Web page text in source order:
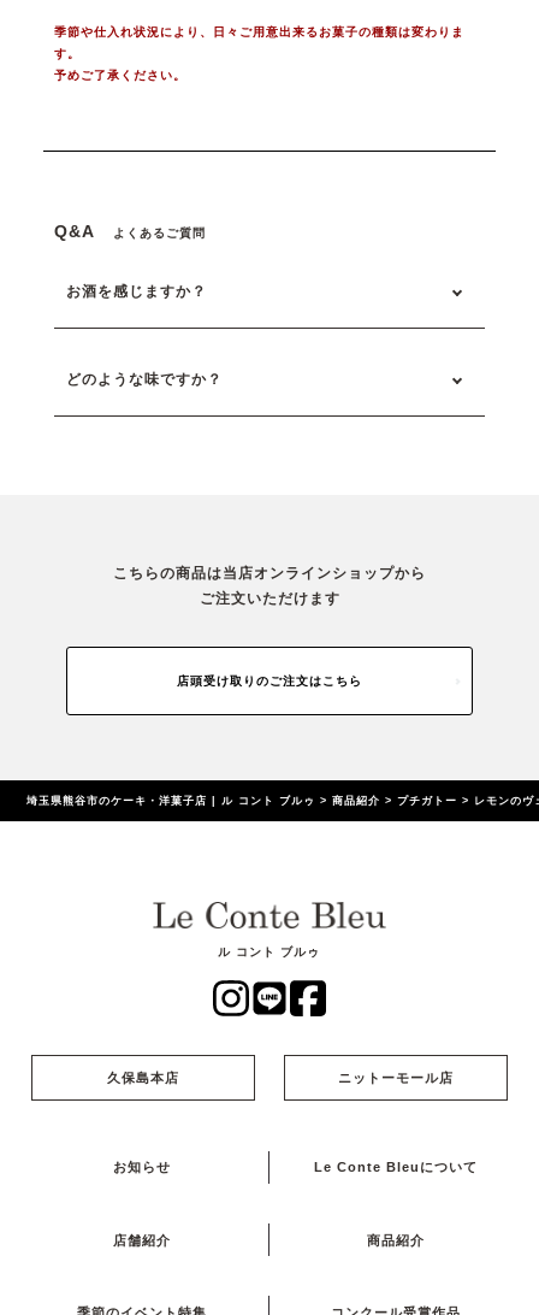
季節や仕入れ状況により、日々ご用意出来るお菓子の種類は変わりま
す。
予めご了承ください。
Q&A よくあるご質問
お酒を感じますか？
どのような味ですか？
こちらの商品は当店オンラインショップから
ご注文いただけます
店頭受け取りのご注文はこちら
埼玉県熊谷市のケーキ・洋菓子店 | ル コント ブルゥ >商品紹介 >プチガトー > レモンのヴ
ル コント ブルゥ
久保島本店 ニットーモール店
お知らせ Le Conte Bleuについて
店舗紹介 商品紹介